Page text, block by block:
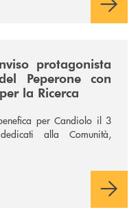
protagonista
Peperone con
la Ricerca
per Candiolo il 3
alla Comunità,